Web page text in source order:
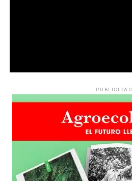
PUBLICIDAD